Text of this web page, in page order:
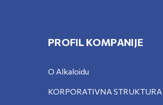
PROFIL KOMPАNIJE
O Alkaloidu
KORPORATIVNA STRUKTURA